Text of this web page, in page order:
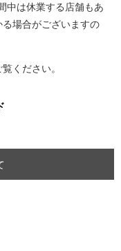
は休業する店舗もあ
場合がございますの
ください。